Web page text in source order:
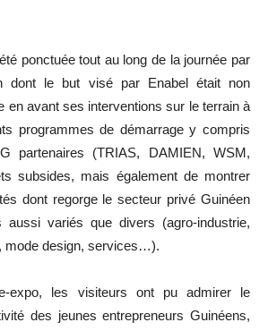
ponctuée tout au long de la journée par
dont le but visé par Enabel était non
en avant ses interventions sur le terrain à
programmes de démarrage y compris
partenaires (TRIAS, DAMIEN, WSM,
subsides, mais également de montrer
dont regorge le secteur privé Guinéen
aussi variés que divers (agro-industrie,
mode design, services…).
expo, les visiteurs ont pu admirer le
des jeunes entrepreneurs Guinéens,